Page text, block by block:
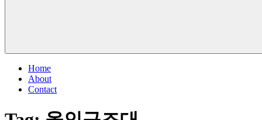
Home
About
Contact